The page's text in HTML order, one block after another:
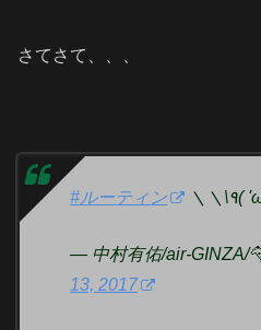
さてさて、、、
#ルーティン
— 中村有佑/air-GINZA/
13, 2017